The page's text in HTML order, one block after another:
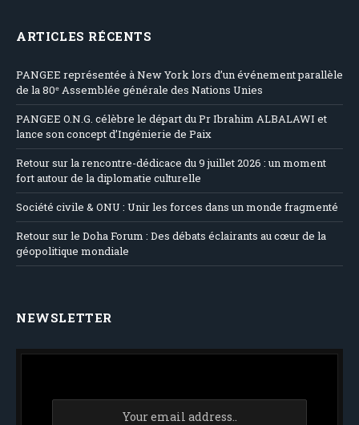
ARTICLES RÉCENTS
PANGEE représentée à New York lors d’un événement parallèle
de la 80ᵉ Assemblée générale des Nations Unies
PANGEE O.N.G. célèbre le départ du Pr Ibrahim ALBALAWI et
lance son concept d’Ingénierie de Paix
Retour sur la rencontre-dédicace du 9 juillet 2026 : un moment
fort autour de la diplomatie culturelle
Société civile & ONU : Unir les forces dans un monde fragmenté
Retour sur le Doha Forum : Des débats éclairants au cœur de la
géopolitique mondiale
NEWSLETTER